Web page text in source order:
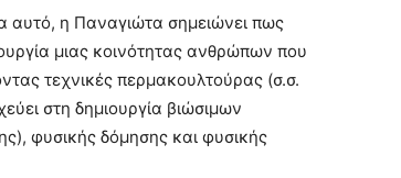
αυτό, η Παναγιώτα σημειώνει πως
μιας κοινότητας ανθρώπων που
τεχνικές περμακουλτούρας (σ.σ.
στη δημιουργία βιώσιμων
φυσικής δόμησης και φυσικής